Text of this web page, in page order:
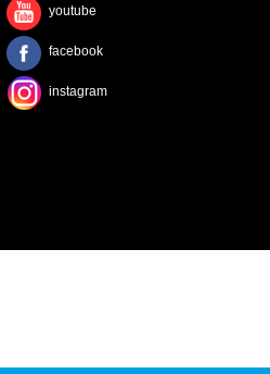
youtube
facebook
instagram